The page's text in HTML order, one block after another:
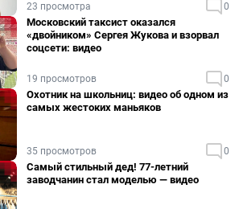
23 просмотра 0
Московский таксист оказался
«двойником» Сергея Жукова и взорвал
соцсети: видео
19 просмотров 0
Охотник на школьниц: видео об одном из
самых жестоких маньяков
35 просмотров 0
Самый стильный дед! 77-летний
заводчанин стал моделью — видео